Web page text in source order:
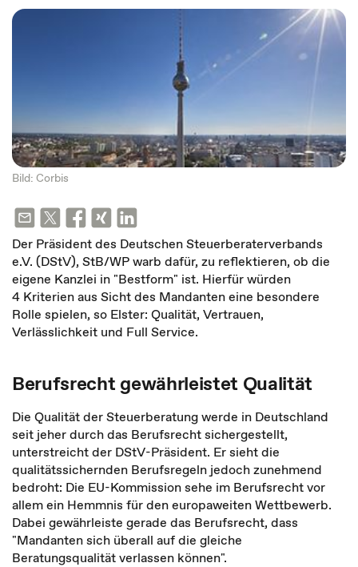
Bild: Corbis
Der Präsident des Deutschen Steuerberaterverbands
e.V. (DStV), StB/WP warb dafür, zu reflektieren, ob die
eigene Kanzlei in "Bestform" ist. Hierfür würden
4 Kriterien aus Sicht des Mandanten eine besondere
Rolle spielen, so Elster: Qualität, Vertrauen,
Verlässlichkeit und Full Service.
Berufsrecht gewährleistet Qualität
Die Qualität der Steuerberatung werde in Deutschland
seit jeher durch das Berufsrecht sichergestellt,
unterstreicht der DStV-Präsident. Er sieht die
qualitätssichernden Berufsregeln jedoch zunehmend
bedroht: Die EU-Kommission sehe im Berufsrecht vor
allem ein Hemmnis für den europaweiten Wettbewerb.
Dabei gewährleiste gerade das Berufsrecht, dass
"Mandanten sich überall auf die gleiche
Beratungsqualität verlassen können".